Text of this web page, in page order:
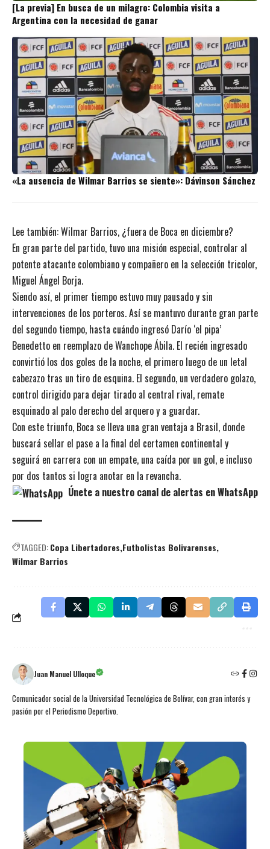
[La previa] En busca de un milagro: Colombia visita a
Argentina con la necesidad de ganar
«La ausencia de Wilmar Barrios se siente»: Dávinson Sánchez
Lee también:Wilmar Barrios, ¿fuera de Boca en diciembre?
En gran parte del partido, tuvo una misión especial, controlar al
potente atacante colombiano y compañero en la selección tricolor,
Miguel Ángel Borja.
Siendo así, el primer tiempo estuvo muy pausado y sin
intervenciones de los porteros. Así se mantuvo durante gran parte
del segundo tiempo, hasta cuándo ingresó Darío ‘el pipa’
Benedetto en reemplazo de Wanchope Ábila. El recién ingresado
convirtió los dos goles de la noche, el primero luego de un letal
cabezazo tras un tiro de esquina. El segundo, un verdadero golazo,
control dirigido para dejar tirado al central rival, remate
esquinado al palo derecho del arquero y a guardar.
Con este triunfo, Boca se lleva una gran ventaja a Brasil, donde
buscará sellar el pase a la final del certamen continental y
seguirá en carrera con un empate, una caída por un gol, e incluso
por dos tantos si logra anotar en la revancha.
Únete a nuestro canal de alertas en WhatsApp
TAGGED:Copa Libertadores Futbolistas Bolivarenses
Wilmar Barrios
Juan Manuel Ulloque
Comunicador social de la Universidad Tecnológica de Bolívar, con gran interés y
pasión por el Periodismo Deportivo.